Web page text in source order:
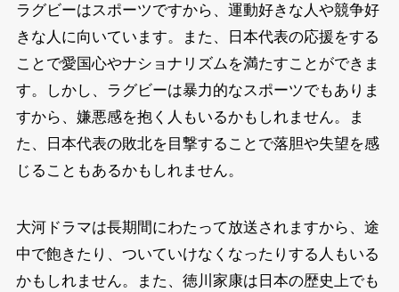
ラグビーはスポーツですから、運動好きな人や競争好
きな人に向いています。また、日本代表の応援をする
ことで愛国心やナショナリズムを満たすことができま
す。しかし、ラグビーは暴力的なスポーツでもありま
すから、嫌悪感を抱く人もいるかもしれません。ま
た、日本代表の敗北を目撃することで落胆や失望を感
じることもあるかもしれません。
大河ドラマは長期間にわたって放送されますから、途
中で飽きたり、ついていけなくなったりする人もいる
かもしれません。また、徳川家康は日本の歴史上でも